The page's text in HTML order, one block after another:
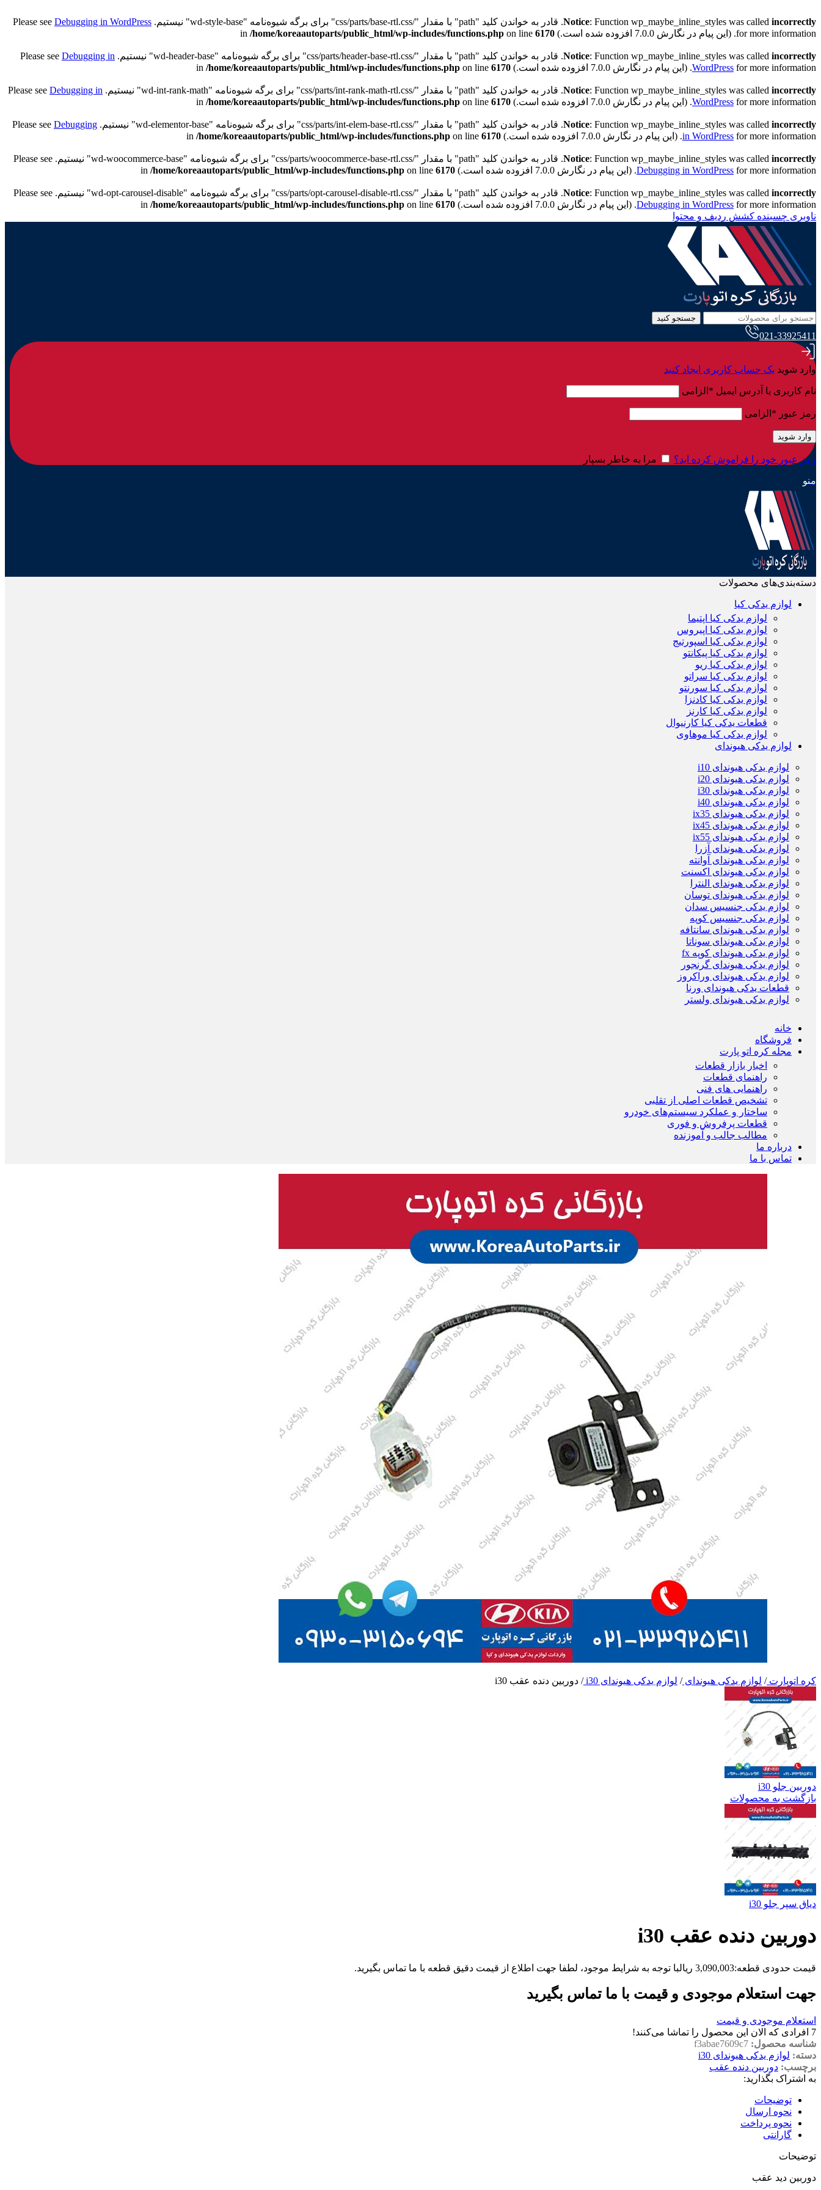
Notice: Function wp_maybe_inline_styles was called incorrectly . قادر به خواندن کلید "path" با مقدار "/css/parts/base-rtl.css" برای برگه شیوه‌نامه "wd-style-base" نیستیم. Please see
Debugging in WordPress
for more information. (این پیام در نگارش 7.0.0 افزوده شده است.) in
/home/koreaautoparts/public_html/wp-includes/functions.php on line 6170
Notice: Function wp_maybe_inline_styles was called incorrectly . قادر به خواندن کلید "path" با مقدار "/css/parts/header-base-rtl.css" برای برگه شیوه‌نامه "wd-header-base" نیستیم. Please see
Debugging in
WordPress for more information. (این پیام در نگارش 7.0.0 افزوده شده است.) in /home/koreaautoparts/public_html/wp-includes/functions.php on line 6170
Notice: Function wp_maybe_inline_styles was called incorrectly . قادر به خواندن کلید "path" با مقدار "/css/parts/int-rank-math-rtl.css" برای برگه شیوه‌نامه "wd-int-rank-math" نیستیم. Please see
Debugging in
WordPress for more information. (این پیام در نگارش 7.0.0 افزوده شده است.) in /home/koreaautoparts/public_html/wp-includes/functions.php on line 6170
Notice: Function wp_maybe_inline_styles was called incorrectly . قادر به خواندن کلید "path" با مقدار "/css/parts/int-elem-base-rtl.css" برای برگه شیوه‌نامه "wd-elementor-base" نیستیم. Please see
Debugging
in WordPress for more information. (این پیام در نگارش 7.0.0 افزوده شده است.) in /home/koreaautoparts/public_html/wp-includes/functions.php on line 6170
Notice: Function wp_maybe_inline_styles was called incorrectly
. قادر به خواندن کلید "path" با مقدار "/css/parts/woocommerce-base-rtl.css" برای برگه شیوه‌نامه "wd-woocommerce-base" نیستیم. Please see
Debugging in WordPress for more information. (این پیام در نگارش 7.0.0 افزوده شده است.) in /home/koreaautoparts/public_html/wp-includes/functions.php on line 6170
Notice: Function wp_maybe_inline_styles was called incorrectly
. قادر به خواندن کلید "path" با مقدار "/css/parts/opt-carousel-disable-rtl.css" برای برگه شیوه‌نامه "wd-opt-carousel-disable" نیستیم. Please see
Debugging in WordPress for more information. (این پیام در نگارش 7.0.0 افزوده شده است.) in /home/koreaautoparts/public_html/wp-includes/functions.php on line 6170
ناوبری چسبنده کشش ردیف و محتوا
جستجو کنید
021-33925411
وارد شوید یک حساب کاربری ایجاد کنید
نام کاربری یا آدرس ایمیل * الزامی
رمز عبور * الزامی
وارد شوید
رمز عبور خود را فراموش کرده اید؟ مرا به خاطر بسپار
منو
دسته‌بندی‌های محصولات
لوازم یدکی کیا
لوازم یدکی کیا اپتیما
لوازم یدکی کیا اپیروس
لوازم یدکی کیا اسپورتیج
لوازم یدکی کیا پیکانتو
لوازم یدکی کیا ریو
لوازم یدکی کیا سراتو
لوازم یدکی کیا سورنتو
لوازم یدکی کیا کادنزا
لوازم یدکی کیا کارنز
قطعات یدکی کیا کارنیوال
لوازم یدکی کیا موهاوی
لوازم یدکی هیوندای
لوازم یدکی هیوندای i10
لوازم یدکی هیوندای i20
لوازم یدکی هیوندای i30
لوازم یدکی هیوندای i40
لوازم یدکی هیوندای ix35
لوازم یدکی هیوندای ix45
لوازم یدکی هیوندای ix55
لوازم یدکی هیوندای آزرا
لوازم یدکی هیوندای آوانته
لوازم یدکی هیوندای اکسنت
لوازم یدکی هیوندای النترا
لوازم یدکی هیوندای توسان
لوازم یدکی جنسیس سدان
لوازم یدکی جنسیس کوپه
لوازم یدکی هیوندای سانتافه
لوازم یدکی هیوندای سوناتا
لوازم یدکی هیوندای کوپه fx
لوازم یدکی هیوندای گرنجور
لوازم یدکی هیوندای وراکروز
قطعات یدکی هیوندای ورنا
لوازم یدکی هیوندای ولستر
خانه
فروشگاه
مجله کره اتو پارت
اخبار بازار قطعات
راهنمای قطعات
راهنمایی های فنی
تشخیص قطعات اصلی از تقلبی
ساختار و عملکرد سیستم‌های خودرو
قطعات پرفروش و فوری
مطالب جالب و آموزنده
درباره ما
تماس با ما
کره اتوپارت/ لوازم یدکی هیوندای/ لوازم یدکی هیوندای i30 / دوربین دنده عقب i30
دوربین جلو i30
بازگشت به محصولات
دیاق سپر جلو i30
دوربین دنده عقب i30
قیمت حدودی قطعه:3,090,003 ریالبا توجه به شرایط موجود، لطفا جهت اطلاع از قیمت دقیق قطعه با ما تماس بگیرید.
جهت استعلام موجودی و قیمت با ما تماس بگیرید
استعلام موجودی و قیمت
7 افرادی که الان این محصول را تماشا می‌کنند!
شناسه محصول: f3abae7609c7
دسته: لوازم یدکی هیوندای i30
برچسب: دوربین دنده عقب
به اشتراک بگذارید:
توضیحات
نحوه ارسال
نحوه پرداخت
گارانتی
توضیحات
دوربین دید عقب